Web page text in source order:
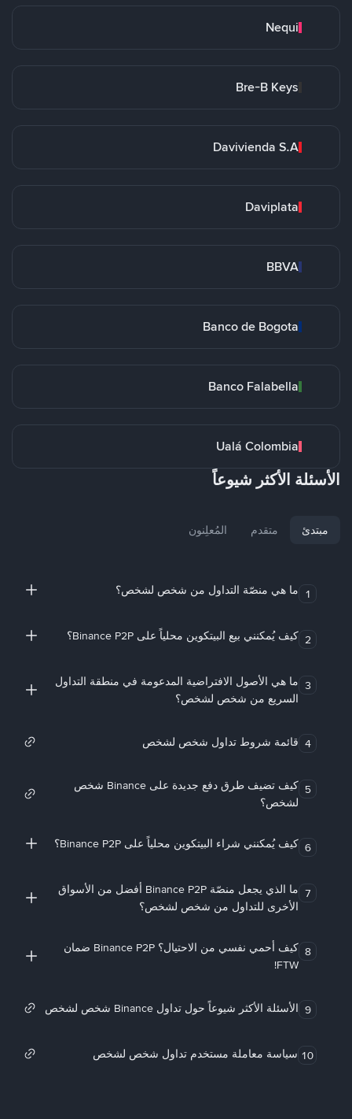
Nequi
Bre-B Keys
Davivienda S.A
Daviplata
BBVA
Banco de Bogota
Banco Falabella
Ualá Colombia
الأسئلة الأكثر شيوعاً
مبتدئ متقدم المُعلِنون
1 ما هي منصّة التداول من شخص لشخص؟
2 كيف يُمكنني بيع البيتكوين محلياً على Binance P2P؟
3 ما هي الأصول الافتراضية المدعومة في منطقة التداول
السريع من شخص لشخص؟
4 قائمة شروط تداول شخص لشخص
5
كيف تضيف طرق دفع جديدة على Binance شخص
لشخص؟
6 كيف يُمكنني شراء البيتكوين محلياً على Binance P2P؟
7
ما الذي يجعل منصّة Binance P2P أفضل من الأسواق
الأخرى للتداول من شخص لشخص؟
8
كيف أحمي نفسي من الاحتيال؟ Binance P2P ضمان
FTW!
9 الأسئلة الأكثر شيوعاً حول تداول Binance شخص لشخص
10 سياسة معاملة مستخدم تداول شخص لشخص